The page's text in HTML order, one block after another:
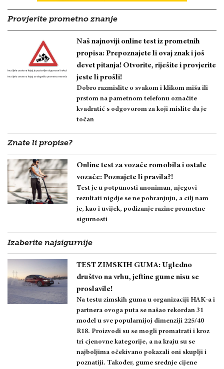
Provjerite prometno znanje
Naš najnoviji online test iz prometnih
propisa: Prepoznajete li ovaj znak i još
devet pitanja! Otvorite, riješite i provjerite
jeste li prošli!
Dobro razmislite o svakom i klikom miša ili
prstom na pametnom telefonu označite
kvadratić s odgovorom za koji mislite da je
točan
Znate li propise?
Online test za vozače romobila i ostale
vozače: Poznajete li pravila?!
Test je u potpunosti anoniman, njegovi
rezultati nigdje se ne pohranjuju, a cilj nam
je, kao i uvijek, podizanje razine prometne
sigurnosti
Izaberite najsigurnije
TEST ZIMSKIH GUMA: Ugledno
društvo na vrhu, jeftine gume nisu se
proslavile!
Na testu zimskih guma u organizaciji HAK-a i
partnera ovoga puta se našao rekordan 31
model u sve popularnijoj dimenziji 225/40
R18. Proizvodi su se mogli promatrati i kroz
tri cjenovne kategorije, a na kraju su se
najboljima očekivano pokazali oni skuplji i
poznatiji. Također, gume srednje cijene